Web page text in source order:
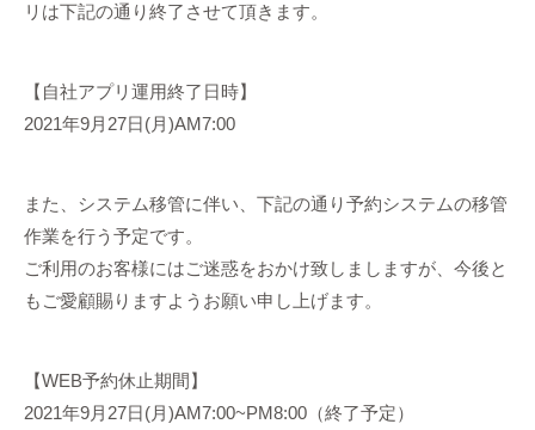
リは下記の通り終了させて頂きます。
【自社アプリ運用終了日時】
2021年9月27日(月)AM7:00
また、システム移管に伴い、下記の通り予約システムの移管
作業を行う予定です。
ご利用のお客様にはご迷惑をおかけ致しましますが、今後と
もご愛顧賜りますようお願い申し上げます。
【WEB予約休止期間】
2021年9月27日(月)AM7:00~PM8:00（終了予定）